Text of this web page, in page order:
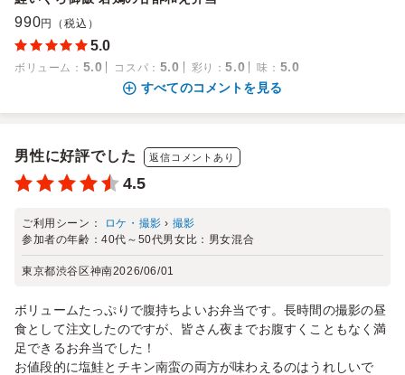
990円（税込）
5.0
ボリューム ： 5.0 コスパ ： 5.0 彩り ：5.0 味 ： 5.0
すべてのコメントを見る
男性に好評でした 返信コメントあり
4.5
ご利用シーン： ロケ・撮影 › 撮影
参加者の年齢：40代～50代男女比： 男女混合
東京都渋谷区神南2026/06/01
ボリュームたっぷりで腹持ちよいお弁当です。長時間の撮影の昼
食として注文したのですが、皆さん夜までお腹すくこともなく満
足できるお弁当でした！
お値段的に塩鮭とチキン南蛮の両方が味わえるのはうれしいで